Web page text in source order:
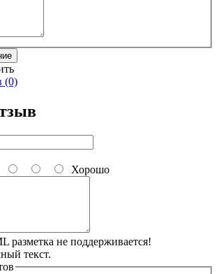
(0)
Хорошо
разметка не поддерживается!
текст.